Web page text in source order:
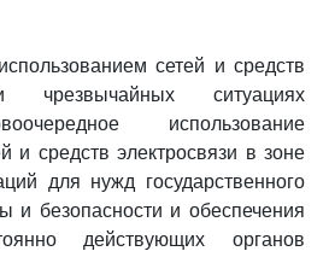
сетей и средств
чрезвычайных ситуациях
использование
и средств электросвязи в зоне
для нужд государственного
и безопасности и обеспечения
действующих органов